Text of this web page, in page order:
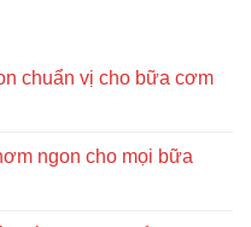
chuẩn vị cho bữa cơm
ngon cho mọi bữa